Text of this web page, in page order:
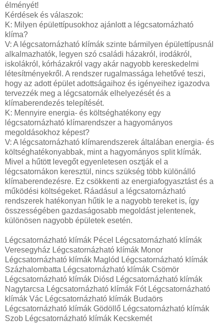
élményét!
Kérdések és válaszok:
K: Milyen épülettípusokhoz ajánlott a légcsatornázható
klíma?
V: A légcsatornázható klímák szinte bármilyen épülettípusnál
alkalmazhatók, legyen szó családi házakról, irodákról,
iskolákról, kórházakról vagy akár nagyobb kereskedelmi
létesítményekről. A rendszer rugalmassága lehetővé teszi,
hogy az adott épület adottságaihoz és igényeihez igazodva
tervezzék meg a légcsatornák elhelyezését és a
klímaberendezés telepítését.
K: Mennyire energia- és költséghatékony egy
légcsatornázható klímarendszer a hagyományos
megoldásokhoz képest?
V: A légcsatornázható klímarendszerek általában energia- és
költséghatékonyabbak, mint a hagyományos split klímák.
Mivel a hűtött levegőt egyenletesen osztják el a
légcsatornákon keresztül, nincs szükség több különálló
klímaberendezésre. Ez csökkenti az energiafogyasztást és a
működési költségeket. Ráadásul a légcsatornázható
rendszerek hatékonyan hűtik le a nagyobb tereket is, így
összességében gazdaságosabb megoldást jelentenek,
különösen nagyobb épületek esetén.
Légcsatornázható klímák Pécel Légcsatornázható klímák
Veresegyház Légcsatornázható klímák Monor
Légcsatornázható klímák Maglód Légcsatornázható klímák
Százhalombatta Légcsatornázható klímák Csömör
Légcsatornázható klímák Diósd Légcsatornázható klímák
Nagytarcsa Légcsatornázható klímák Fót Légcsatornázható
klímák Vác Légcsatornázható klímák Budaörs
Légcsatornázható klímák Gödöllő Légcsatornázható klímák
Szob Légcsatornázható klímák Kecskemét